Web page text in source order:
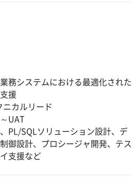
務システムにおける最適化された
援
ニカルリード
UAT
PL/SQLソリューション設計、デ
御設計、プロシージャ開発、テス
支援など